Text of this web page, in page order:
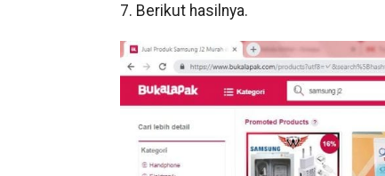
7. Berikut hasilnya.